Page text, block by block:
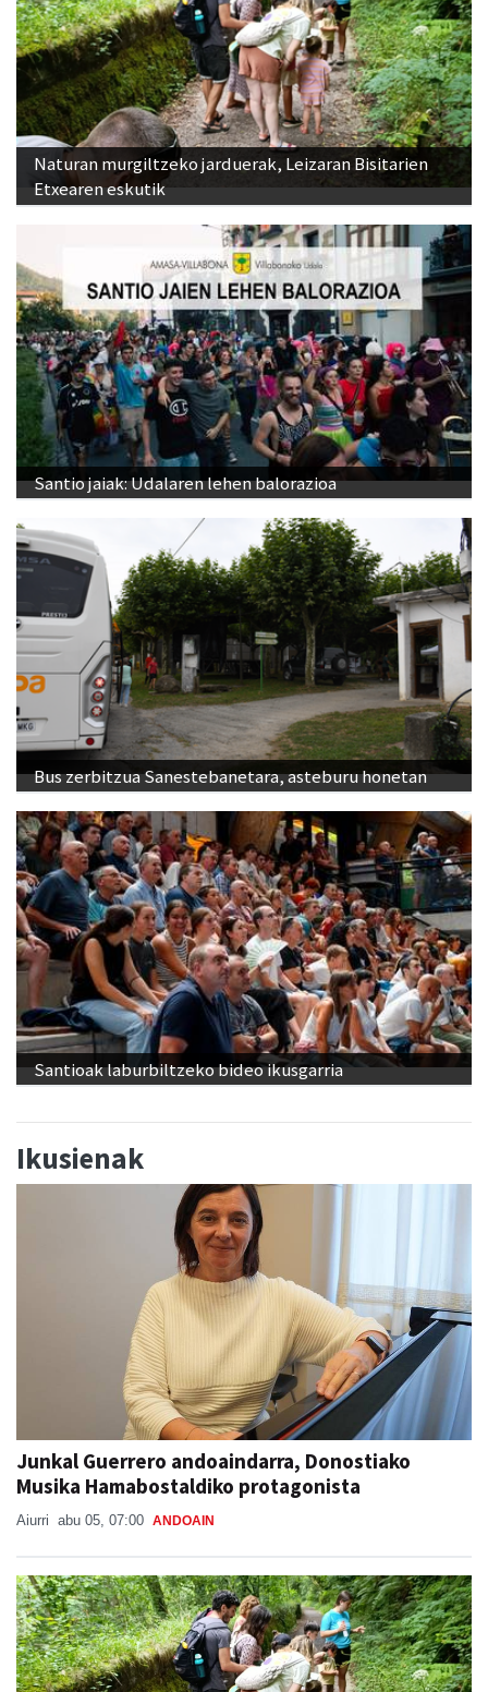
Naturan murgiltzeko jarduerak, Leizaran Bisitarien
Etxearen eskutik
Santio jaiak: Udalaren lehen balorazioa
Bus zerbitzua Sanestebanetara, asteburu honetan
Santioak laburbiltzeko bideo ikusgarria
Ikusienak
Junkal Guerrero andoaindarra, Donostiako
Musika Hamabostaldiko protagonista
Aiurri abu 05, 07:00 ANDOAIN